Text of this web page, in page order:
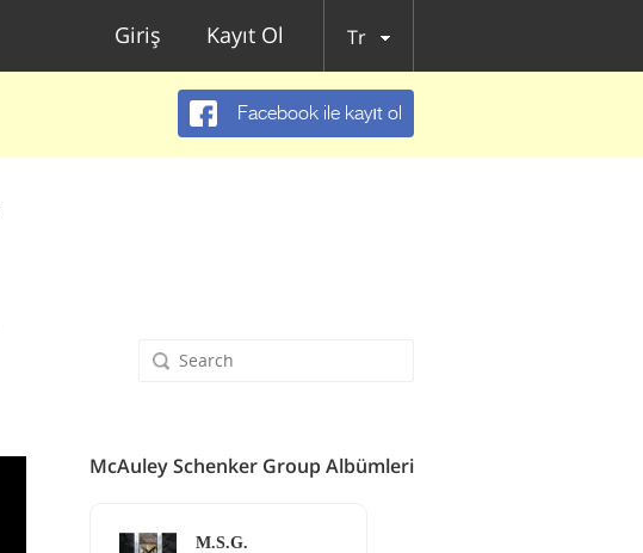
Giriş Kayıt Ol Tr
Facebook ile kayıt ol
McAuley Schenker Group Albümleri
M.S.G.